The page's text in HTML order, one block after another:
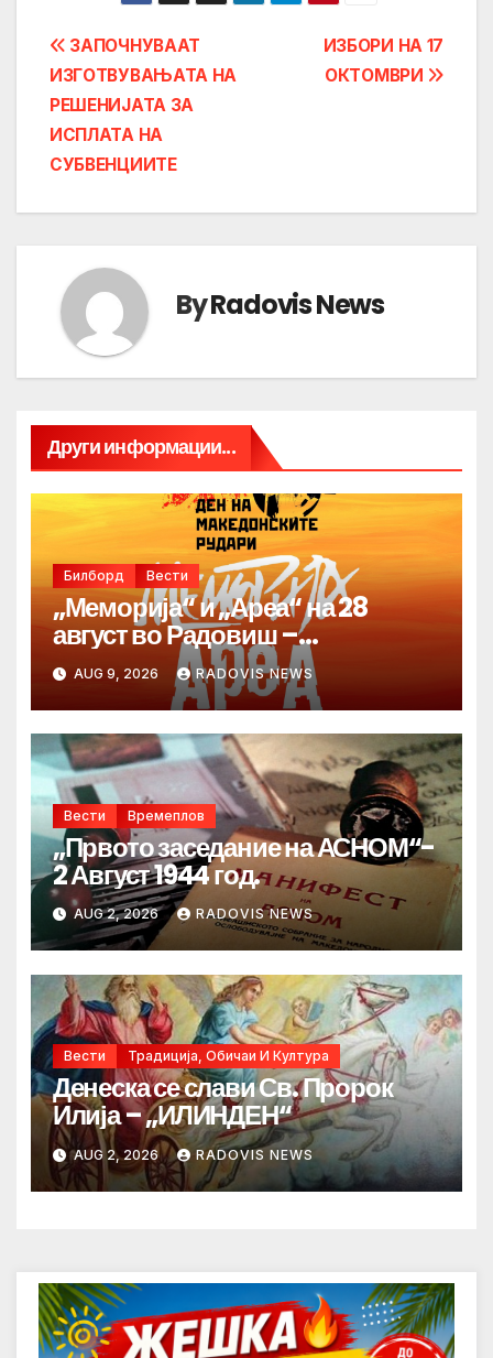
Post
navigation
ИЗБОРИ НА 17
ОКТОМВРИ
ЗАПОЧНУВАAT
ИЗГОТВУВАЊATA НА
РЕШЕНИЈАТА ЗА
ИСПЛАТА НА
СУБВЕНЦИИТЕ
ByRadovis News
Други информации...
Билборд Вести
„Меморија“ и „Ареа“ на 28
август во Радовиш –
продолжува традицијата за
Денот на македонските рудари
AUG 9, 2026 RADOVIS NEWS
Вести Времеплов
„Првото заседание на АСНОМ“-
2 Август 1944 год.
AUG 2, 2026 RADOVIS NEWS
Вести Традиција, Обичаи И Култура
Денеска се слави Св. Пророк
Илија – „ИЛИНДЕН“
AUG 2, 2026 RADOVIS NEWS